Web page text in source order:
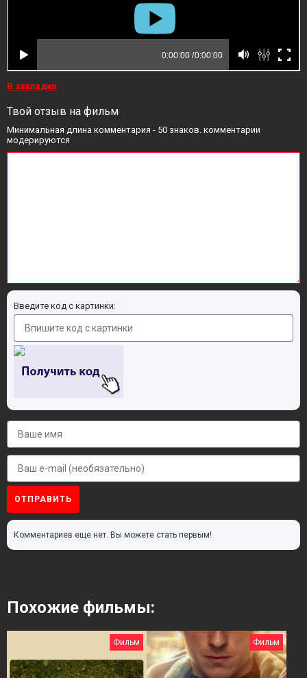
В закладки
Твой отзыв на фильм
Минимальная длина комментария - 50 знаков. комментарии
модерируются
Введите код с картинки:
ОТПРАВИТЬ
Комментариев еще нет. Вы можете стать первым!
Похожие фильмы:
Фильм Фильм